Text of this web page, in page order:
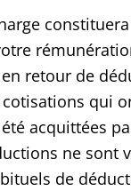
retour de
qui
acquittées
ne sont
de